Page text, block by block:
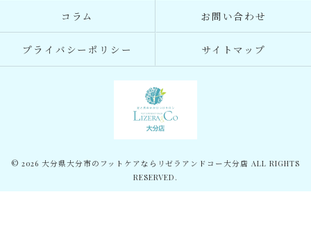
コラム お問い合わせ
プライバシーポリシー サイトマップ
© 2026 大分県大分市のフットケアならリゼラアンドコー大分店 ALL RIGHTS
RESERVED.